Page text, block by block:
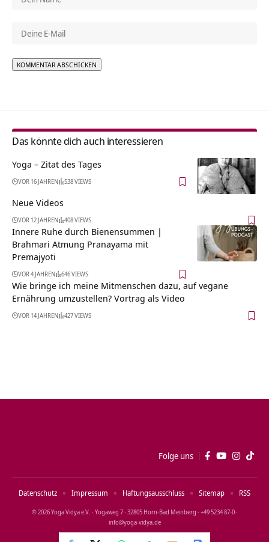
Das könnte dich auch interessieren
Yoga – Zitat des Tages
VOR 16 JAHREN 538 VIEWS
Neue Videos
VOR 12 JAHREN 408 VIEWS
Innere Ruhe durch Bienensummen |
Brahmari Atmung Pranayama mit
Premajyoti
VOR 4 JAHREN 646 VIEWS
Wie bringe ich meine Mitmenschen dazu, auf vegane
Ernährung umzustellen? Vortrag als Video
VOR 14 JAHREN 427 VIEWS
Folge uns
© 2026 Yoga Vidya e.V. · Yogaweg 7 · 32805 Horn‑Bad Meinberg · +49 5234 87‑0 ·
info@yoga‑vidya.de
Datenschutz Impressum Haftungsausschluss Sitemap RSS